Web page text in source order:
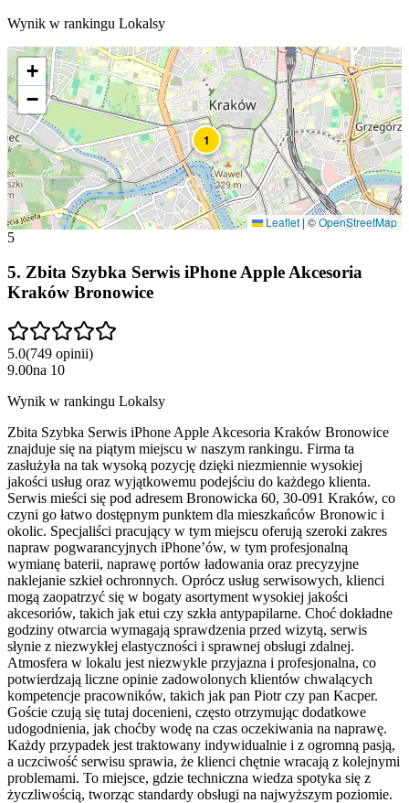
Wynik w rankingu Lokalsy
1
+
−
Leaflet | ©OpenStreetMap
5
5. Zbita Szybka Serwis iPhone Apple Akcesoria
Kraków Bronowice
5.0(749 opinii)
9.00na 10
Wynik w rankingu Lokalsy
Zbita Szybka Serwis iPhone Apple Akcesoria Kraków Bronowice
znajduje się na piątym miejscu w naszym rankingu. Firma ta
zasłużyła na tak wysoką pozycję dzięki niezmiennie wysokiej
jakości usług oraz wyjątkowemu podejściu do każdego klienta.
Serwis mieści się pod adresem Bronowicka 60, 30-091 Kraków, co
czyni go łatwo dostępnym punktem dla mieszkańców Bronowic i
okolic. Specjaliści pracujący w tym miejscu oferują szeroki zakres
napraw pogwarancyjnych iPhone’ów, w tym profesjonalną
wymianę baterii, naprawę portów ładowania oraz precyzyjne
naklejanie szkieł ochronnych. Oprócz usług serwisowych, klienci
mogą zaopatrzyć się w bogaty asortyment wysokiej jakości
akcesoriów, takich jak etui czy szkła antypapilarne. Choć dokładne
godziny otwarcia wymagają sprawdzenia przed wizytą, serwis
słynie z niezwykłej elastyczności i sprawnej obsługi zdalnej.
Atmosfera w lokalu jest niezwykle przyjazna i profesjonalna, co
potwierdzają liczne opinie zadowolonych klientów chwalących
kompetencje pracowników, takich jak pan Piotr czy pan Kacper.
Goście czują się tutaj docenieni, często otrzymując dodatkowe
udogodnienia, jak choćby wodę na czas oczekiwania na naprawę.
Każdy przypadek jest traktowany indywidualnie i z ogromną pasją,
a uczciwość serwisu sprawia, że klienci chętnie wracają z kolejnymi
problemami. To miejsce, gdzie techniczna wiedza spotyka się z
życzliwością, tworząc standardy obsługi na najwyższym poziomie.